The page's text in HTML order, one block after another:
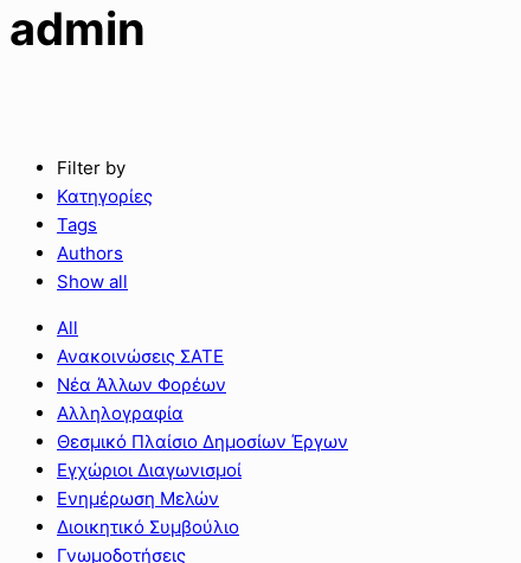
admin
Filter by
Κατηγορίες
Tags
Authors
Show all
All
Ανακοινώσεις ΣΑΤΕ
Νέα Άλλων Φορέων
Αλληλογραφία
Θεσμικό Πλαίσιο Δημοσίων Έργων
Εγχώριοι Διαγωνισμοί
Ενημέρωση Μελών
Διοικητικό Συμβούλιο
Γνωμοδοτήσεις